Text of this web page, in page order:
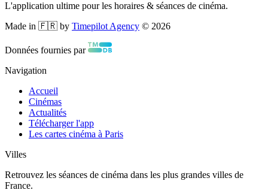
L'application ultime pour les horaires & séances de cinéma.
Made in 🇫🇷 by Timepilot Agency © 2026
Données fournies par
Navigation
Accueil
Cinémas
Actualités
Télécharger l'app
Les cartes cinéma à Paris
Villes
Retrouvez les séances de cinéma dans les plus grandes villes de
France.